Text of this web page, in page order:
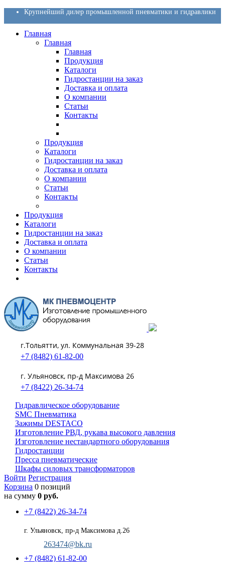
Крупнейший дилер промышленной пневматики и гидравлики
Главная
Главная
Главная
Продукция
Каталоги
Гидростанции на заказ
Доставка и оплата
О компании
Статьи
Контакты
Продукция
Каталоги
Гидростанции на заказ
Доставка и оплата
О компании
Статьи
Контакты
Продукция
Каталоги
Гидростанции на заказ
Доставка и оплата
О компании
Статьи
Контакты
г.Тольятти, ул. Коммунальная 39-28
+7 (8482) 61-82-00
г. Ульяновск, пр-д Максимова 26
+7 (8422) 26-34-74
Гидравлическое оборудование
SMC Пневматика
Зажимы DESTACO
Изготовление РВД, рукава высокого давления
Изготовление нестандартного оборудования
Гидростанции
Пресса пневматические
Шкафы силовых трансформаторов
Войти Регистрация
Корзина 0 позиций
на сумму 0 руб.
+7 (8422) 26-34-74
г. Ульяновск, пр-д Максимова д.26
263474@bk.ru
+7 (8482) 61-82-00